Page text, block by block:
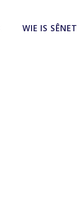
WIE IS SÊNET